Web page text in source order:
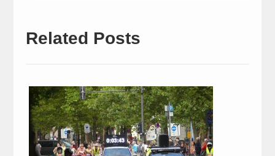
Related Posts